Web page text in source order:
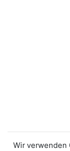
Wir verwenden